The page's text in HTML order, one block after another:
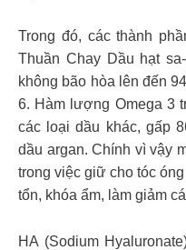
Trong đó, các thành
Thuần Chay Dầu hạt
không bão hòa lên đến
6. Hàm lượng Omega 3
các loại dầu khác, gấp
dầu argan. Chính vì vậy
trong việc giữ cho tóc
tổn, khóa ẩm, làm giảm
HA (Sodium